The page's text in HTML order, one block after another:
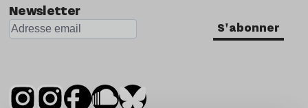
Newsletter
S'abonner